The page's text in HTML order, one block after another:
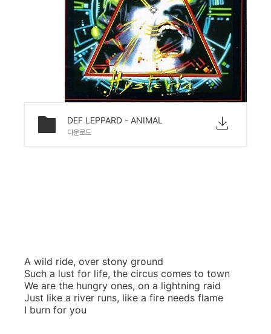
DEF LEPPARD - ANIMAL
다운로드
A wild ride, over stony ground
Such a lust for life, the circus comes to town
We are the hungry ones, on a lightning raid
Just like a river runs, like a fire needs flame
I burn for you